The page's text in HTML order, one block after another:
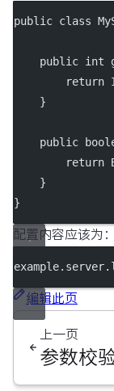
public class
public int
return
    }
public
return
    }
}
配置内容应该为：
编辑此页
上一页
参数校